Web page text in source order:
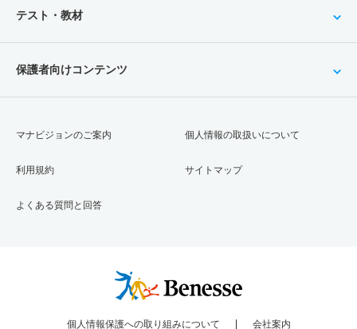
テスト・教材
保護者向けコンテンツ
マナビジョンのご案内
利用規約
よくある質問と回答
個人情報の取扱いについて
サイトマップ
個人情報保護への取り組みについて 会社案内